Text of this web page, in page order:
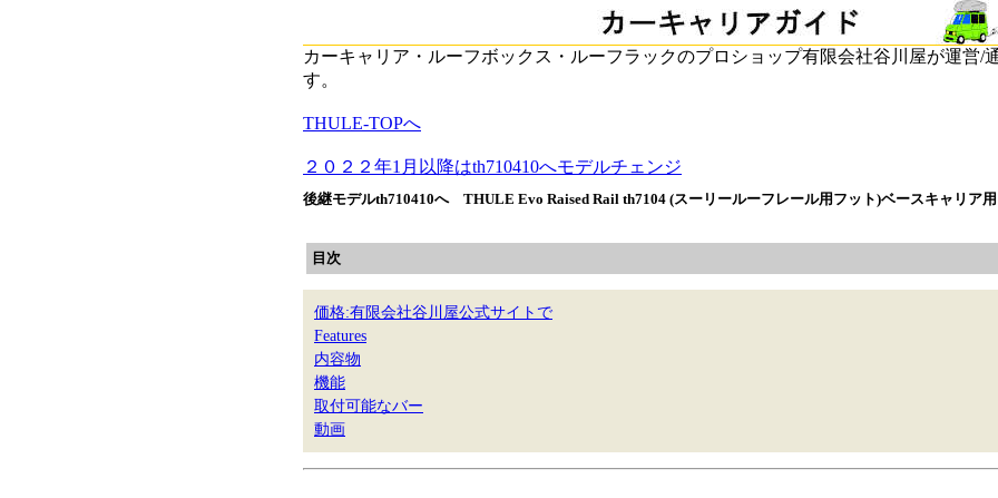
カーキャリア・ルーフボックス・ルーフラックのプロショップ有限会社谷川屋が運営/
す。
THULE-TOPへ
２０２２年1月以降はth710410へモデルチェンジ
後継モデルth710410へ THULE Evo Raised Rail th7104 (スーリールーフレール用フット)ベースキャリア
目次
価格:有限会社谷川屋公式サイトで
Features
内容物
機能
取付可能なバー
動画